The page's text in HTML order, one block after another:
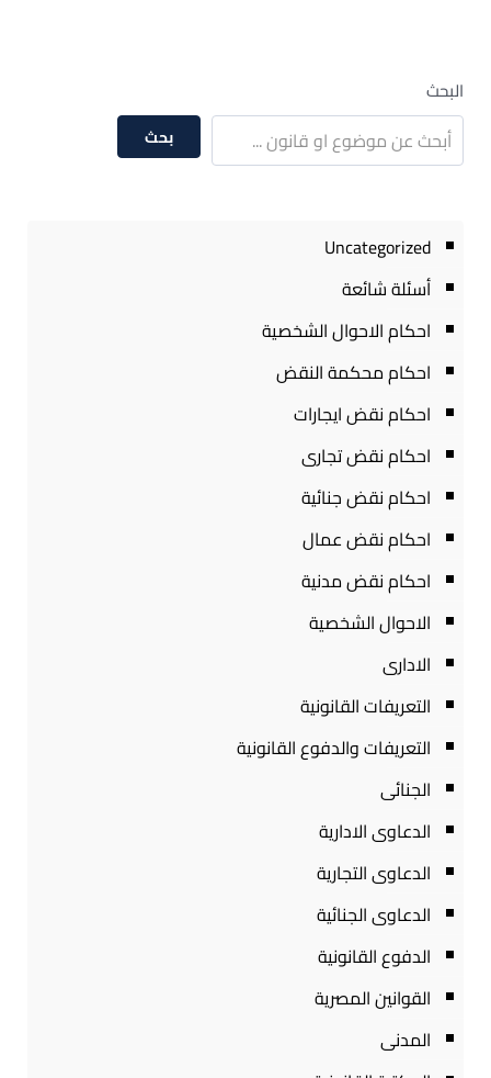
البحث
بحث
Uncategorized
أسئلة شائعة
احكام الاحوال الشخصية
احكام محكمة النقض
احكام نقض ايجارات
احكام نقض تجارى
احكام نقض جنائية
احكام نقض عمال
احكام نقض مدنية
الاحوال الشخصية
الادارى
التعريفات القانونية
التعريفات والدفوع القانونية
الجنائى
الدعاوى الادارية
الدعاوى التجارية
الدعاوى الجنائية
الدفوع القانونية
القوانين المصرية
المدنى